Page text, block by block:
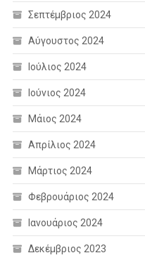
Σεπτέμβριος 2024
Αύγουστος 2024
Ιούλιος 2024
Ιούνιος 2024
Μάιος 2024
Απρίλιος 2024
Μάρτιος 2024
Φεβρουάριος 2024
Ιανουάριος 2024
Δεκέμβριος 2023